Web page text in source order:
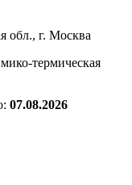
обл., г. Москва
термическая
07.08.2026